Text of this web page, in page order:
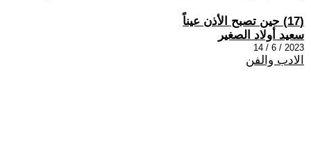
(17) حين تصبح الأذن عيناً
سعيد أولاد الصغير
2023 / 6 / 14
الادب والفن